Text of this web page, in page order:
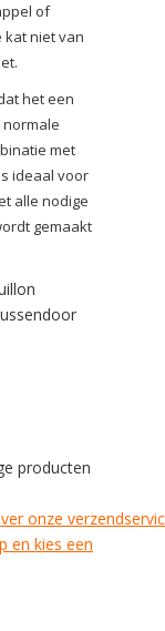
of
kat niet van
het een
met
ideaal voor
alle nodige
gemaakt
producten
onze
en kies een